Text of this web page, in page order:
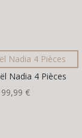
Nadia 4 Pièces
99,99€